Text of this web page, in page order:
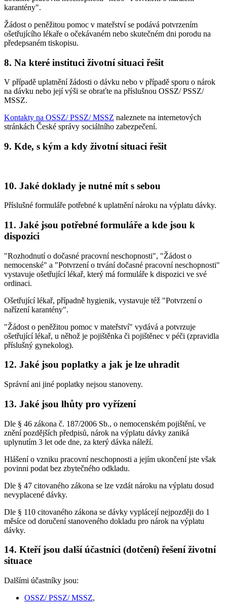
karantény".
Žádost o peněžitou pomoc v mateřství se podává potvrzením
ošetřujícího lékaře o očekávaném nebo skutečném dni porodu na
předepsaném tiskopisu.
8. Na které instituci životní situaci řešit
V případě uplatnění žádosti o dávku nebo v případě sporu o nárok
na dávku nebo její výši se obraťte na příslušnou OSSZ/ PSSZ/
MSSZ.
Kontakty na OSSZ/ PSSZ/ MSSZ naleznete na internetových
stránkách České správy sociálního zabezpečení.
9. Kde, s kým a kdy životní situaci řešit
10. Jaké doklady je nutné mít s sebou
Příslušné formuláře potřebné k uplatnění nároku na výplatu dávky.
11. Jaké jsou potřebné formuláře a kde jsou k
dispozici
"Rozhodnutí o dočasné pracovní neschopnosti", "Žádost o
nemocenské" a "Potvrzení o trvání dočasné pracovní neschopnosti"
vystavuje ošetřující lékař, který má formuláře k dispozici ve své
ordinaci.
Ošetřující lékař, případně hygienik, vystavuje též "Potvrzení o
nařízení karantény".
"Žádost o peněžitou pomoc v mateřství" vydává a potvrzuje
ošetřující lékař, u něhož je pojištěnka či pojištěnec v péči (zpravidla
příslušný gynekolog).
12. Jaké jsou poplatky a jak je lze uhradit
Správní ani jiné poplatky nejsou stanoveny.
13. Jaké jsou lhůty pro vyřízení
Dle § 46 zákona č. 187/2006 Sb., o nemocenském pojištění, ve
znění pozdějších předpisů, nárok na výplatu dávky zaniká
uplynutím 3 let ode dne, za který dávka náleží.
Hlášení o vzniku pracovní neschopnosti a jejím ukončení jste však
povinni podat bez zbytečného odkladu.
Dle § 47 citovaného zákona se lze vzdát nároku na výplatu dosud
nevyplacené dávky.
Dle § 110 citovaného zákona se dávky vyplácejí nejpozději do 1
měsíce od doručení stanoveného dokladu pro nárok na výplatu
dávky.
14. Kteří jsou další účastníci (dotčení) řešení životní
situace
Dalšími účastníky jsou:
OSSZ/ PSSZ/ MSSZ,